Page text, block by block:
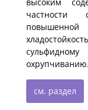
частности
см. раздел